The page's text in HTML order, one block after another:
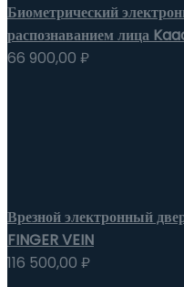
Биометрический
распознаванием лица
66 900,00 ₽
Врезной электронный
FINGER VEIN
116 500,00 ₽